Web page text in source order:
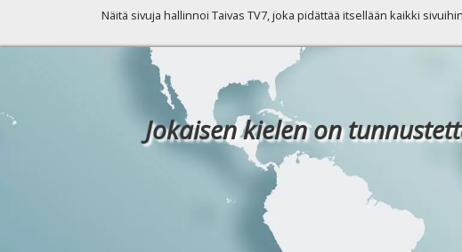
Näitä sivuja hallinnoi Taivas TV7, joka pidättää itsellään kaikki
Jokaisen kielen on